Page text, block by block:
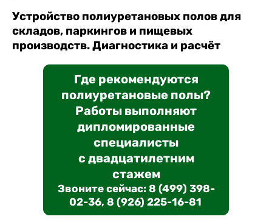
Устройство полиуретановых полов для
складов, паркингов и пищевых
производств. Диагностика и расчёт
Где рекомендуются
полиуретановые полы?
Работы выполняют
дипломированные
специалисты
с двадцатилетним
стажем
Звоните сейчас: 8 (499) 398-
02-36, 8 (926) 225-16-81